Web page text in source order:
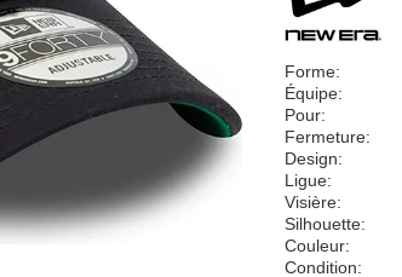
Forme:
Équipe:
Pour:
Fermeture:
Design:
Ligue:
Visière:
Silhouette:
Couleur:
Condition: